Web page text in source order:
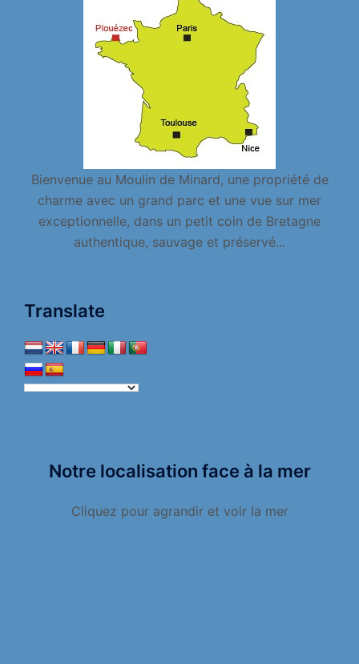
Bienvenue au Moulin de Minard, une propriété de
charme avec un grand parc et une vue sur mer
exceptionnelle, dans un petit coin de Bretagne
authentique, sauvage et préservé...
Translate
Notre localisation face à la mer
Cliquez pour agrandir et voir la mer